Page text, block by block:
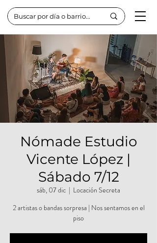
Nómade Estudio
Vicente López |
Sábado 7/12
sáb, 07 dic
  |
Locación Secreta
2 artistas o bandas sorpresa | Nos sentamos en el
piso